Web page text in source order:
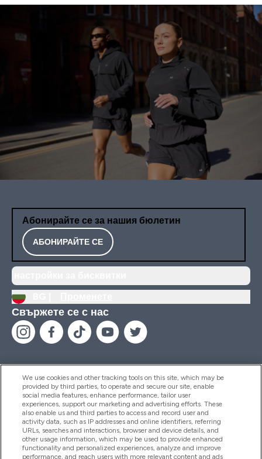
Абонирайте се за нашия бюлетин
АБОНИРАЙТЕ СЕ
Свържете се с нас
Помощ И Информация
Продукти
We use cookies and other tracking tools on this site, which may be
provided by third parties, to operate and secure our site, enable
social media features, enhance performance, tailor user
experiences, support our marketing and advertising efforts. These
also enable us and third parties to access and record user and
activity data, such as IP addresses and online identifiers, referring
URLs, searches and interactions, browser and device details, and
other usage information, which may be used to provide enhanced
functionality and personalized experiences, analyze and improve
performance, and reach users with more relevant content and ads